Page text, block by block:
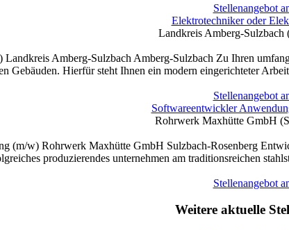
Stellenangebot
Elektrotechniker oder
Landkreis Amberg-Sulzbach
Amberg-Sulzbach Amberg-Sulzbach Zu Ihren
Gebäuden. Hierfür steht Ihnen ein modern eingerichteter
Stellenangebot
Softwareentwickler
Rohrwerk Maxhütte GmbH
(m/w) Rohrwerk Maxhütte GmbH Sulzbach-Rosenberg
produzierendes unternehmen am traditions­reichen
Stellenangebot
Weitere aktuelle